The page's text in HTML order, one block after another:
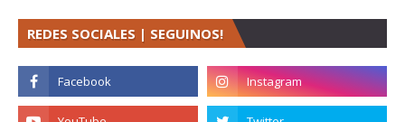
REDES SOCIALES | SEGUINOS!